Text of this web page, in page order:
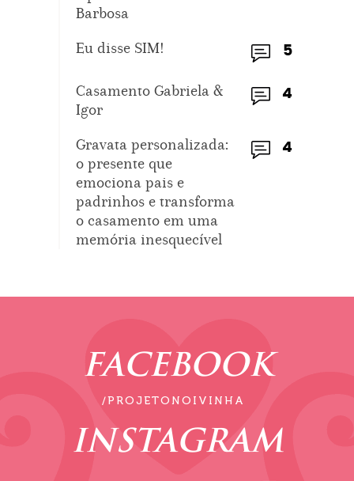
Barbosa
5
Eu disse SIM!
4
Casamento Gabriela &
Igor
4
Gravata personalizada:
o presente que
emociona pais e
padrinhos e transforma
o casamento em uma
memória inesquecível
FACEBOOK
/PROJETONOIVINHA
INSTAGRAM